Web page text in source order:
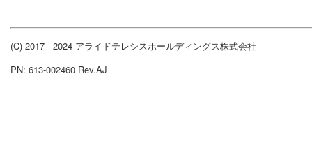
(C) 2017 - 2024 アライドテレシスホールディングス株式会社
PN: 613-002460 Rev.AJ